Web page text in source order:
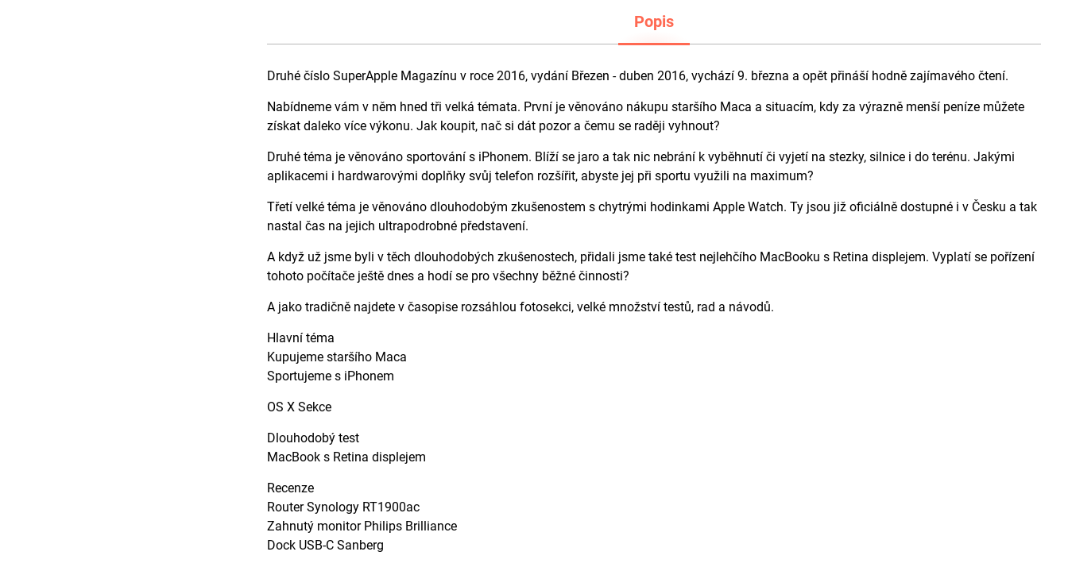
Popis
Druhé číslo SuperApple Magazínu v roce 2016, vydání Březen - duben 2016, vychází 9. března a opět přináší hodně zajímavého čtení.
Nabídneme vám v něm hned tři velká témata. První je věnováno nákupu staršího Maca a situacím, kdy za výrazně menší peníze můžete
získat daleko více výkonu. Jak koupit, nač si dát pozor a čemu se raději vyhnout?
Druhé téma je věnováno sportování s iPhonem. Blíží se jaro a tak nic nebrání k vyběhnutí či vyjetí na stezky, silnice i do terénu. Jakými
aplikacemi i hardwarovými doplňky svůj telefon rozšířit, abyste jej při sportu využili na maximum?
Třetí velké téma je věnováno dlouhodobým zkušenostem s chytrými hodinkami Apple Watch. Ty jsou již oficiálně dostupné i v Česku a tak
nastal čas na jejich ultrapodrobné představení.
A když už jsme byli v těch dlouhodobých zkušenostech, přidali jsme také test nejlehčího MacBooku s Retina displejem. Vyplatí se pořízení
tohoto počítače ještě dnes a hodí se pro všechny běžné činnosti?
A jako tradičně najdete v časopise rozsáhlou fotosekci, velké množství testů, rad a návodů.
Hlavní téma
Kupujeme staršího Maca
Sportujeme s iPhonem
OS X Sekce
Dlouhodobý test
MacBook s Retina displejem
Recenze
Router Synology RT1900ac
Zahnutý monitor Philips Brilliance
Dock USB-C Sanberg